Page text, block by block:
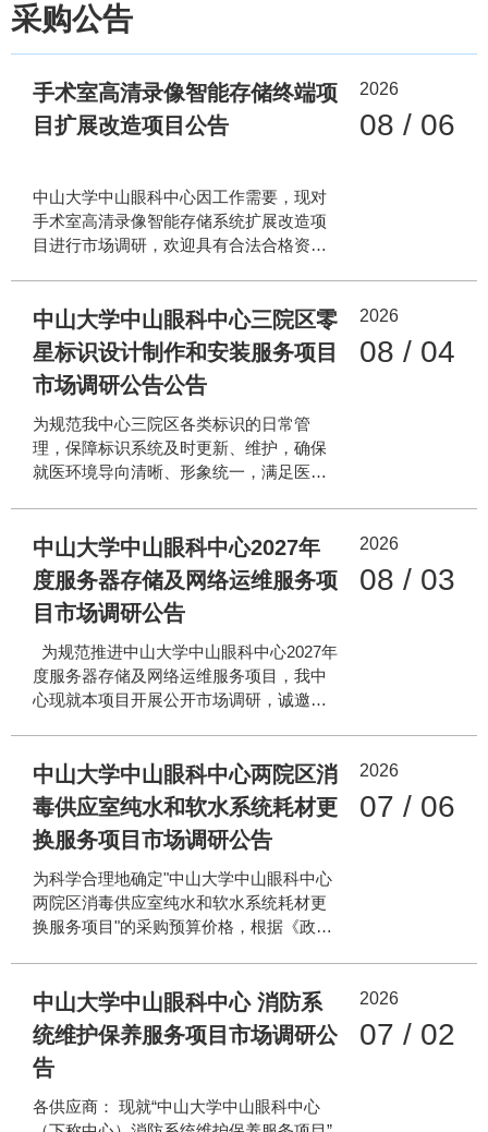
采购公告
手术室高清录像智能存储终端项
目扩展改造项目公告
中山大学中山眼科中心因工作需要，现对
手术室高清录像智能存储系统扩展改造项
目进行市场调研，欢迎具有合法合格资质
项目内容如下： 项目内容：手术室高清录
像智能存储系统扩展改造，对15个手术床
位扩展改造及配套平台软件升级。 一、 技
术要求： 通过手术室高清录像智能存储系
统扩展改造，项目建设范围包含相关硬件
设备、配套安装支架、施工辅材、平台升
级等，具体要求如下： 1. 系统扩展方案灵
活适配 系统扩展建设，提供悬挂、移动等
多种灵活解决方案，根据手术室房间面积
灵活配置，同时可与医院HIS、手术排班、
手术信息管理系统对接，术前安全核查，
手
2026
08 / 06
中山大学中山眼科中心三院区零
星标识设计制作和安装服务项目
市场调研公告公告
为规范我中心三院区各类标识的日常管
理，保障标识系统及时更新、维护，确保
就医环境导向清晰、形象统一，满足医疗
展市场调研工作，广泛了解当前标识服务
市场的资质标准、服务能力、技术水平及
报价体系，同时收集标识制作常用材料及
安装服务的市场价格信息，为后续项目采
购决策提供科学、客观、全面的依据。现
将本次调研相关事宜公告如下，欢迎符合
条件的优质服务商积极参与。 一、项目概
况 项目名称：中山大学中山眼科中心三院
区零星标识设计制作和安装服务项目 服务
地点：我中心珠江新城院区（广州市天河
区金穗路7号）、区庄院区（广州市越秀区
先烈南路54号）
2026
08 / 04
中山大学中山眼科中心2027年
度服务器存储及网络运维服务项
目市场调研公告
为规范推进中山大学中山眼科中心2027年
度服务器存储及网络运维服务项目，我中
心现就本项目开展公开市场调研，诚邀符
中山大学中山眼科中心珠江新城院区、区
庄院区、生物岛院区 2.项目概况 中心
服务器存储与网络设备全年7*24小时为临
床信息系统及科研办公等提供持续的基础
的支撑。为保障中心业务系统7*24小时稳
定运行，缩短故障恢复时间及实现预防性
维护，满足医疗业务连续性要求，现计划
启动2027年度服务器存储与网络运维服务
项目。主要包括： 1）34台核心硬件设备
的配件更换维修与所有服务器存储设备的
故障紧急处理，
2026
08 / 03
中山大学中山眼科中心两院区消
毒供应室纯水和软水系统耗材更
换服务项目市场调研公告
为科学合理地确定"中山大学中山眼科中心
两院区消毒供应室纯水和软水系统耗材更
换服务项目"的采购预算价格，根据《政府
资格条件的供应商参与报价。本次市场调
研仅为采购前价格摸底，不构成任何采购
要约或承诺。 一、项目概况 1. 项目名称：
中山大学中山眼科中心两院区消毒供应室
纯水和软水系统耗材更换服务项目 2. 项目
地点：广州市天河区金穗路7号（珠江新城
2026
07 / 06
中山大学中山眼科中心 消防系
统维护保养服务项目市场调研公
告
各供应商： 现就“中山大学中山眼科中心
2026
07 / 02